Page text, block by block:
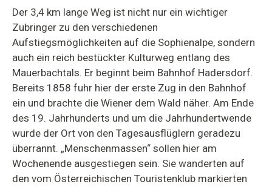
Der 3,4 km lange Weg ist nicht nur ein wichtiger
Zubringer zu den verschiedenen
Aufstiegsmöglichkeiten auf die Sophienalpe, sondern
auch ein reich bestückter Kulturweg entlang des
Mauerbachtals. Er beginnt beim Bahnhof Hadersdorf.
Bereits 1858 fuhr hier der erste Zug in den Bahnhof
ein und brachte die Wiener dem Wald näher. Am Ende
des 19. Jahrhunderts und um die Jahrhundertwende
wurde der Ort von den Tagesausflüglern geradezu
überrannt. „Menschenmassen“ sollen hier am
Wochenende ausgestiegen sein. Sie wanderten auf
den vom Österreichischen Touristenklub markierten